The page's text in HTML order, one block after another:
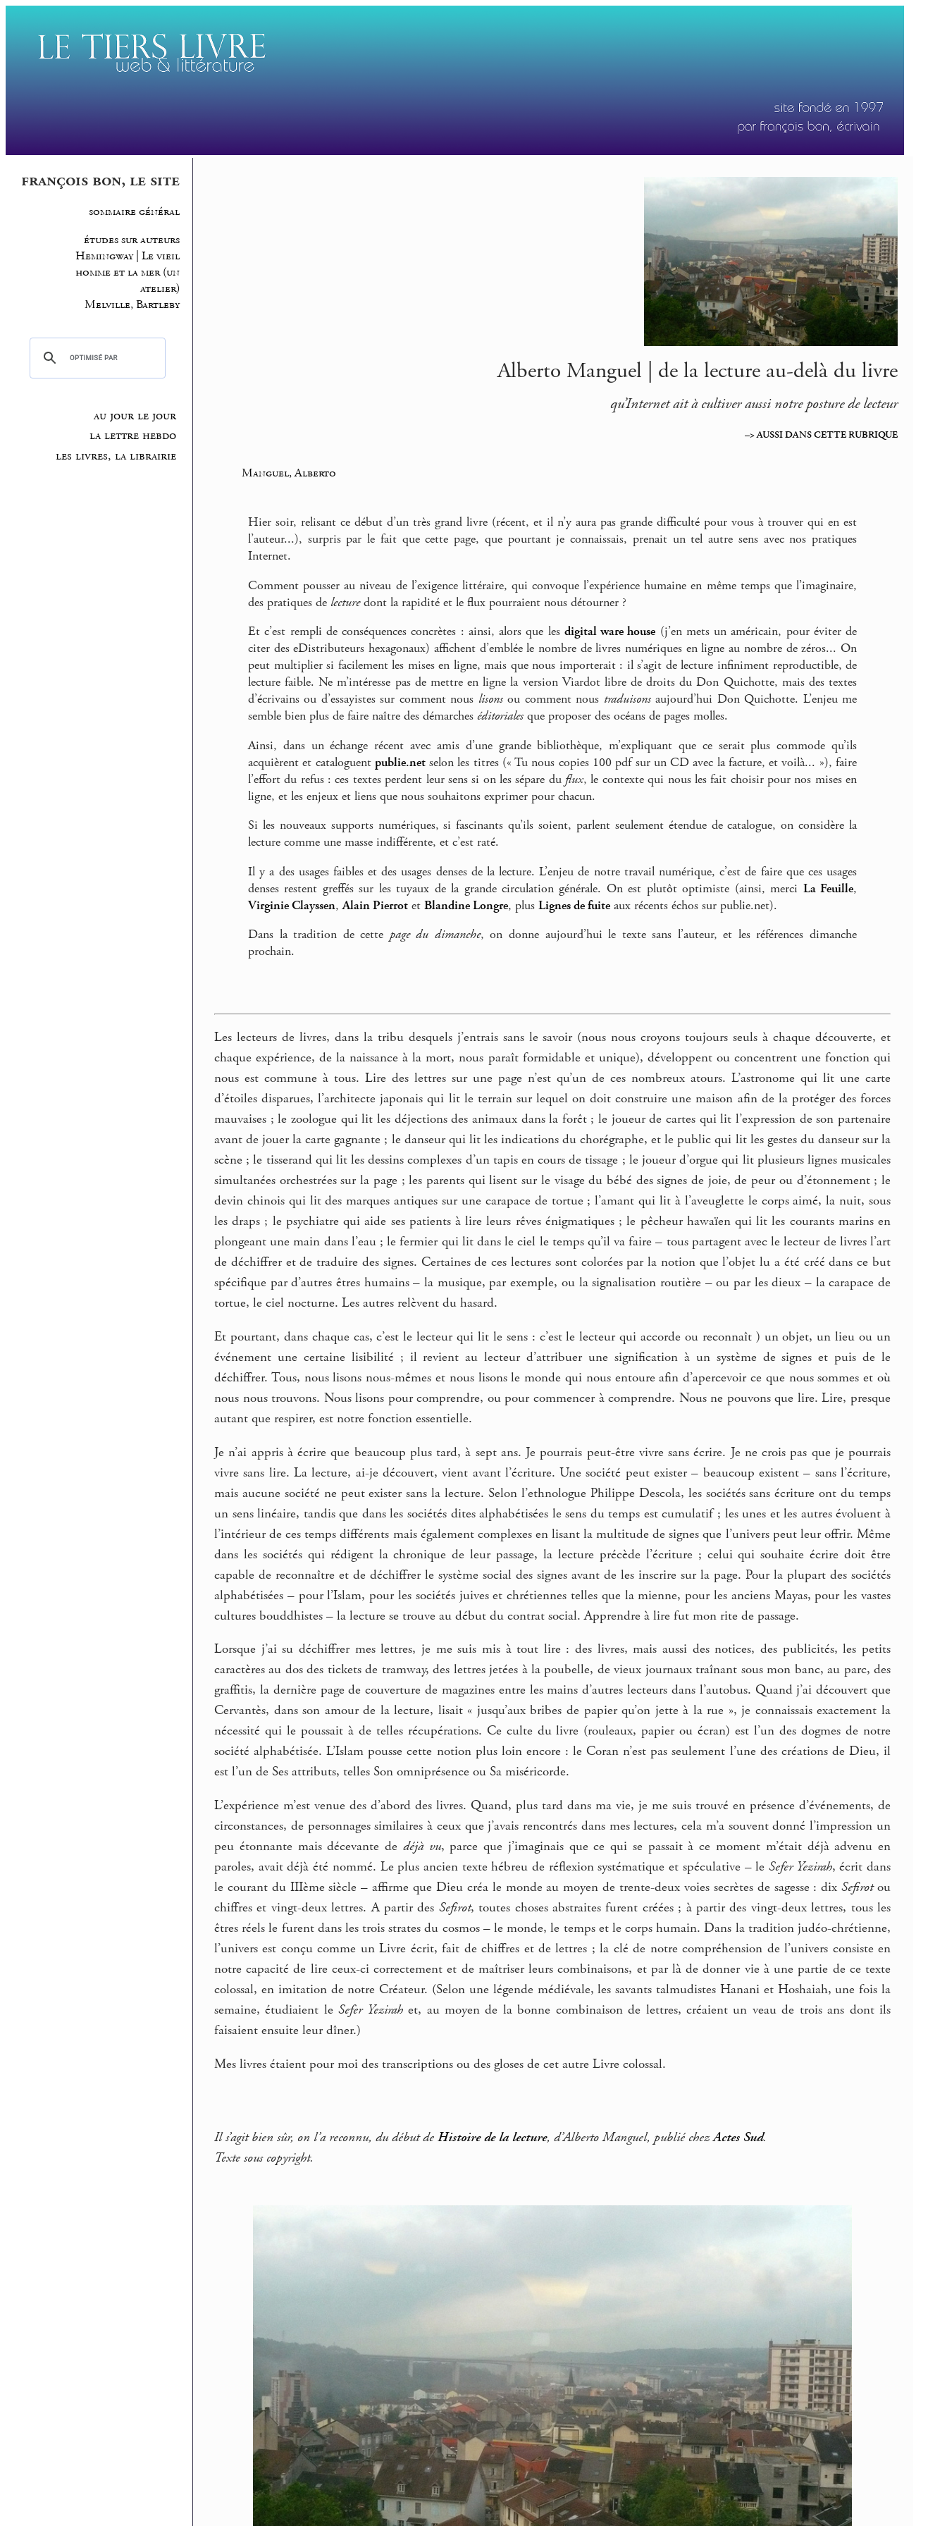
françois bon, le site
sommaire général
études sur auteurs
Hemingway | Le vieil
homme et la mer (un
atelier)
Melville, Bartleby
au jour le jour
la lettre hebdo
les livres, la librairie
Alberto Manguel | de la lecture au-delà du livre
qu’Internet ait à cultiver aussi notre posture de lecteur
–> AUSSI DANS CETTE RUBRIQUE
Manguel, Alberto
Hier soir, relisant ce début d’un très grand livre (récent, et il n’y aura pas grande difficulté pour vous à trouver qui en est
l’auteur...), surpris par le fait que cette page, que pourtant je connaissais, prenait un tel autre sens avec nos pratiques
Internet.
Comment pousser au niveau de l’exigence littéraire, qui convoque l’expérience humaine en même temps que l’imaginaire,
des pratiques de lecturedont la rapidité et le flux pourraient nous détourner ?
Et c’est rempli de conséquences concrètes : ainsi, alors que les digital ware house (j’en mets un américain, pour éviter de
citer des eDistributeurs hexagonaux) affichent d’emblée le nombre de livres numériques en ligne au nombre de zéros... On
peut multiplier si facilement les mises en ligne, mais que nous importerait : il s’agit de lecture infiniment reproductible, de
lecture faible. Ne m’intéresse pas de mettre en ligne la version Viardot libre de droits du Don Quichotte, mais des textes
d’écrivains ou d’essayistes sur comment nous lisonsou comment nous traduisonsaujourd’hui Don Quichotte. L’enjeu me
semble bien plus de faire naître des démarches éditoriales que proposer des océans de pages molles.
Ainsi, dans un échange récent avec amis d’une grande bibliothèque, m’expliquant que ce serait plus commode qu’ils
acquièrent et cataloguent publie.netselon les titres (« Tu nous copies 100 pdf sur un CD avec la facture, et voilà... »), faire
l’effort du refus : ces textes perdent leur sens si on les sépare du flux, le contexte qui nous les fait choisir pour nos mises en
ligne, et les enjeux et liens que nous souhaitons exprimer pour chacun.
Si les nouveaux supports numériques, si fascinants qu’ils soient, parlent seulement étendue de catalogue, on considère la
lecture comme une masse indifférente, et c’est raté.
Il y a des usages faibles et des usages denses de la lecture. L’enjeu de notre travail numérique, c’est de faire que ces usages
denses restent greffés sur les tuyaux de la grande circulation générale. On est plutôt optimiste (ainsi, merci La Feuille,
Virginie Clayssen,Alain Pierrot et Blandine Longre, plus Lignes de fuite aux récents échos sur publie.net).
Dans la tradition de cette page du dimanche, on donne aujourd’hui le texte sans l’auteur, et les références dimanche
prochain.
Les lecteurs de livres, dans la tribu desquels j’entrais sans le savoir (nous nous croyons toujours seuls à chaque découverte, et
chaque expérience, de la naissance à la mort, nous paraît formidable et unique), développent ou concentrent une fonction qui
nous est commune à tous. Lire des lettres sur une page n’est qu’un de ces nombreux atours. L’astronome qui lit une carte
d’étoiles disparues, l’architecte japonais qui lit le terrain sur lequel on doit construire une maison afin de la protéger des forces
mauvaises ; le zoologue qui lit les déjections des animaux dans la forêt ; le joueur de cartes qui lit l’expression de son partenaire
avant de jouer la carte gagnante ; le danseur qui lit les indications du chorégraphe, et le public qui lit les gestes du danseur sur la
scène ; le tisserand qui lit les dessins complexes d’un tapis en cours de tissage ; le joueur d’orgue qui lit plusieurs lignes musicales
simultanées orchestrées sur la page ; les parents qui lisent sur le visage du bébé des signes de joie, de peur ou d’étonnement ; le
devin chinois qui lit des marques antiques sur une carapace de tortue ; l’amant qui lit à l’aveuglette le corps aimé, la nuit, sous
les draps ; le psychiatre qui aide ses patients à lire leurs rêves énigmatiques ; le pêcheur hawaïen qui lit les courants marins en
plongeant une main dans l’eau ; le fermier qui lit dans le ciel le temps qu’il va faire – tous partagent avec le lecteur de livres l’art
de déchiffrer et de traduire des signes. Certaines de ces lectures sont colorées par la notion que l’objet lu a été créé dans ce but
spécifique par d’autres êtres humains – la musique, par exemple, ou la signalisation routière – ou par les dieux – la carapace de
tortue, le ciel nocturne. Les autres relèvent du hasard.
Et pourtant, dans chaque cas, c’est le lecteur qui lit le sens : c’est le lecteur qui accorde ou reconnaît ) un objet, un lieu ou un
événement une certaine lisibilité ; il revient au lecteur d’attribuer une signification à un système de signes et puis de le
déchiffrer. Tous, nous lisons nous-mêmes et nous lisons le monde qui nous entoure afin d’apercevoir ce que nous sommes et où
nous nous trouvons. Nous lisons pour comprendre, ou pour commencer à comprendre. Nous ne pouvons que lire. Lire, presque
autant que respirer, est notre fonction essentielle.
Je n’ai appris à écrire que beaucoup plus tard, à sept ans. Je pourrais peut-être vivre sans écrire. Je ne crois pas que je pourrais
vivre sans lire. La lecture, ai-je découvert, vient avant l’écriture. Une société peut exister – beaucoup existent – sans l’écriture,
mais aucune société ne peut exister sans la lecture. Selon l’ethnologue Philippe Descola, les sociétés sans écriture ont du temps
un sens linéaire, tandis que dans les sociétés dites alphabétisées le sens du temps est cumulatif ; les unes et les autres évoluent à
l’intérieur de ces temps différents mais également complexes en lisant la multitude de signes que l’univers peut leur offrir. Même
dans les sociétés qui rédigent la chronique de leur passage, la lecture précède l’écriture ; celui qui souhaite écrire doit être
capable de reconnaître et de déchiffrer le système social des signes avant de les inscrire sur la page. Pour la plupart des sociétés
alphabétisées – pour l’Islam, pour les sociétés juives et chrétiennes telles que la mienne, pour les anciens Mayas, pour les vastes
cultures bouddhistes – la lecture se trouve au début du contrat social. Apprendre à lire fut mon rite de passage.
Lorsque j’ai su déchiffrer mes lettres, je me suis mis à tout lire : des livres, mais aussi des notices, des publicités, les petits
caractères au dos des tickets de tramway, des lettres jetées à la poubelle, de vieux journaux traînant sous mon banc, au parc, des
graffitis, la dernière page de couverture de magazines entre les mains d’autres lecteurs dans l’autobus. Quand j’ai découvert que
Cervantès, dans son amour de la lecture, lisait « jusqu’aux bribes de papier qu’on jette à la rue », je connaissais exactement la
nécessité qui le poussait à de telles récupérations. Ce culte du livre (rouleaux, papier ou écran) est l’un des dogmes de notre
société alphabétisée. L’Islam pousse cette notion plus loin encore : le Coran n’est pas seulement l’une des créations de Dieu, il
est l’un de Ses attributs, telles Son omniprésence ou Sa miséricorde.
L’expérience m’est venue des d’abord des livres. Quand, plus tard dans ma vie, je me suis trouvé en présence d’événements, de
circonstances, de personnages similaires à ceux que j’avais rencontrés dans mes lectures, cela m’a souvent donné l’impression un
peu étonnante mais décevante de déjà vu, parce que j’imaginais que ce qui se passait à ce moment m’était déjà advenu en
paroles, avait déjà été nommé. Le plus ancien texte hébreu de réflexion systématique et spéculative – le Sefer Yezirah, écrit dans
le courant du IIIème siècle – affirme que Dieu créa le monde au moyen de trente-deux voies secrètes de sagesse : dixSefirotou
chiffres et vingt-deux lettres. A partir des Sefirot, toutes choses abstraites furent créées ; à partir des vingt-deux lettres, tous les
êtres réels le furent dans les trois strates du cosmos – le monde, le temps et le corps humain. Dans la tradition judéo-chrétienne,
l’univers est conçu comme un Livre écrit, fait de chiffres et de lettres ; la clé de notre compréhension de l’univers consiste en
notre capacité de lire ceux-ci correctement et de maîtriser leurs combinaisons, et par là de donner vie à une partie de ce texte
colossal, en imitation de notre Créateur. (Selon une légende médiévale, les savants talmudistes Hanani et Hoshaiah, une fois la
semaine, étudiaient leSefer Yezirahet, au moyen de la bonne combinaison de lettres, créaient un veau de trois ans dont ils
faisaient ensuite leur dîner.)
Mes livres étaient pour moi des transcriptions ou des gloses de cet autre Livre colossal.
Il s’agit bien sûr, on l’a reconnu, du début de Histoire de la lecture, d’Alberto Manguel, publié chezActes Sud.
Texte sous copyright.